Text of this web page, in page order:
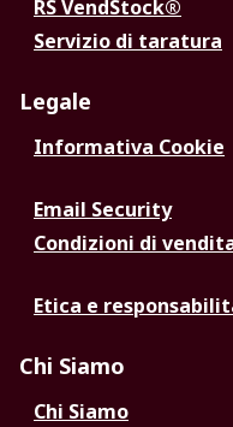
RS VendStock®
Servizio di taratura
Legale
Informativa Cookie
Email Security
Condizioni di
Etica e
Chi Siamo
Chi Siamo